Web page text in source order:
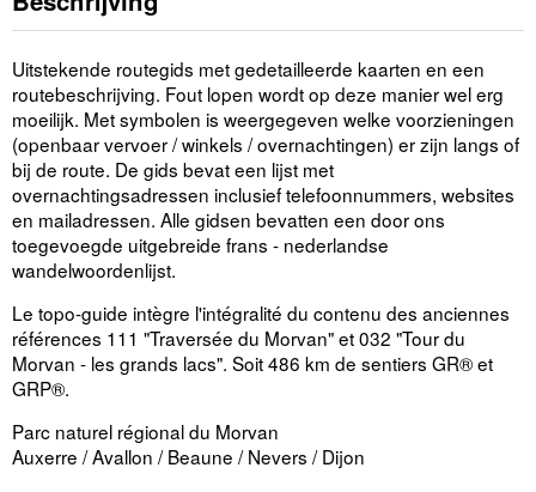
Uitstekende routegids met gedetailleerde kaarten en een
routebeschrijving. Fout lopen wordt op deze manier wel erg
moeilijk. Met symbolen is weergegeven welke voorzieningen
(openbaar vervoer / winkels / overnachtingen) er zijn langs of
bij de route. De gids bevat een lijst met
overnachtingsadressen inclusief telefoonnummers, websites
en mailadressen. Alle gidsen bevatten een door ons
toegevoegde uitgebreide frans - nederlandse
wandelwoordenlijst.
Le topo-guide intègre l'intégralité du contenu des anciennes
références 111 "Traversée du Morvan" et 032 "Tour du
Morvan - les grands lacs". Soit 486 km de sentiers GR® et
GRP®.
Parc naturel régional du Morvan
Auxerre / Avallon / Beaune / Nevers / Dijon